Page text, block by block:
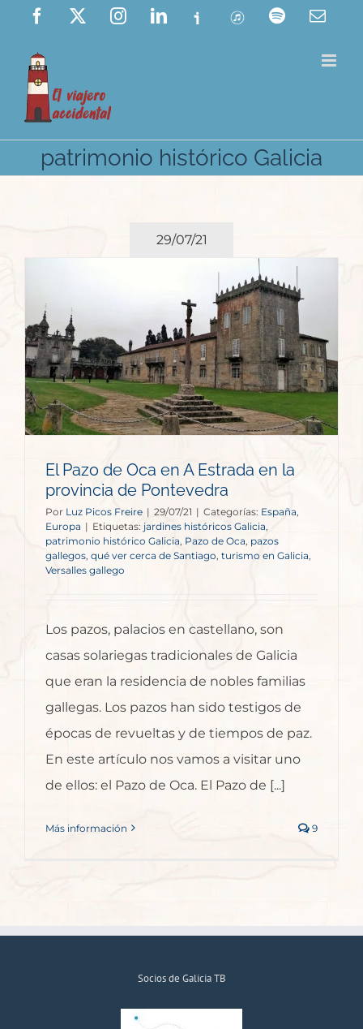
Saltar
contenido
Facebook InstagramLinkedIn
Ivoox ITunes Spotify
patrimonio histórico Galicia
29/07/21
El Pazo de Oca en A Estrada en la
provincia de Pontevedra
Por Luz Picos Freire | 29/07/21 | Categorías: España
Europa | Etiquetas: jardines históricos Galicia,
patrimonio histórico Galicia, Pazo de Oca pazos
gallegos qué ver cerca de Santiago, turismo en Galicia
Versalles gallego
Los pazos, palacios en castellano, son
casas solariegas tradicionales de Galicia
que eran la residencia de nobles familias
gallegas. Los pazos han sido testigos de
épocas de revueltas y de tiempos de paz.
En este artículo nos vamos a visitar uno
de ellos: el Pazo de Oca. El Pazo de [...]
Más información 9
Socios de Galicia TB